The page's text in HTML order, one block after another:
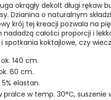
okrągły dekolt długi
Dzianina o naturalnym
krój tej kreacji pozwala na
całości proporcji i
koktajlowe, czy
140 cm.
60 cm.
5% elastan.
pralce w temp. 30°C,